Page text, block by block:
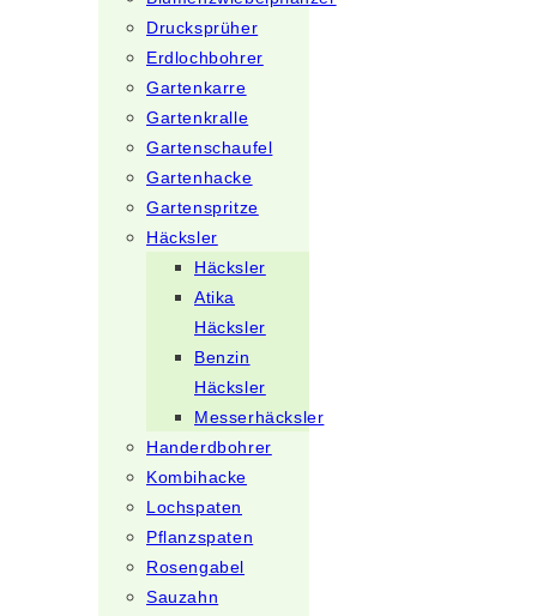
Drucksprüher
Erdlochbohrer
Gartenkarre
Gartenkralle
Gartenschaufel
Gartenhacke
Gartenspritze
Häcksler
Häcksler
Atika
Häcksler
Benzin
Häcksler
Messerhäcksler
Handerdbohrer
Kombihacke
Lochspaten
Pflanzspaten
Rosengabel
Sauzahn